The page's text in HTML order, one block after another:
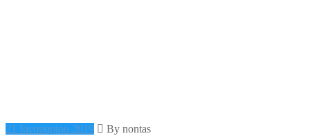
21 Ιανουαρίου 2019 By nontas